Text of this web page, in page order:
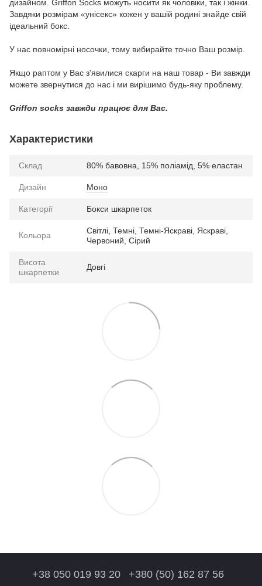
дизайном. Griffon Socks можуть носити як чоловіки, так і жінки.
Завдяки розмірам «унісекс» кожен у вашій родині знайде свій
ідеальний бокс.
У нас повномірні носочки, тому вибирайте точно Ваш розмір.
Якщо раптом у Вас з'явилися скарги на наш товар - Ви завжди
можете звернутися до нас і ми вирішимо будь-яку проблему.
Griffon socks завжди працює для Вас.
Характеристики
Склад 80% бавовна, 15% поліамід, 5% еластан
Дизайн Моно
Категорії Бокси шкарпеток
Кольора
Світлі, Темні, Темні-Яскраві, Яскраві,
Червоний, Сірий
Висота
шкарпетки
Довгі
+38 050 019 93 20 +380 (50) 162 87 56